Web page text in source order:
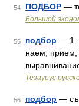
54 ПОДБОР —
Большой
55 подбор — 1.
наем, прием,
Тезаурус
56 подбор —